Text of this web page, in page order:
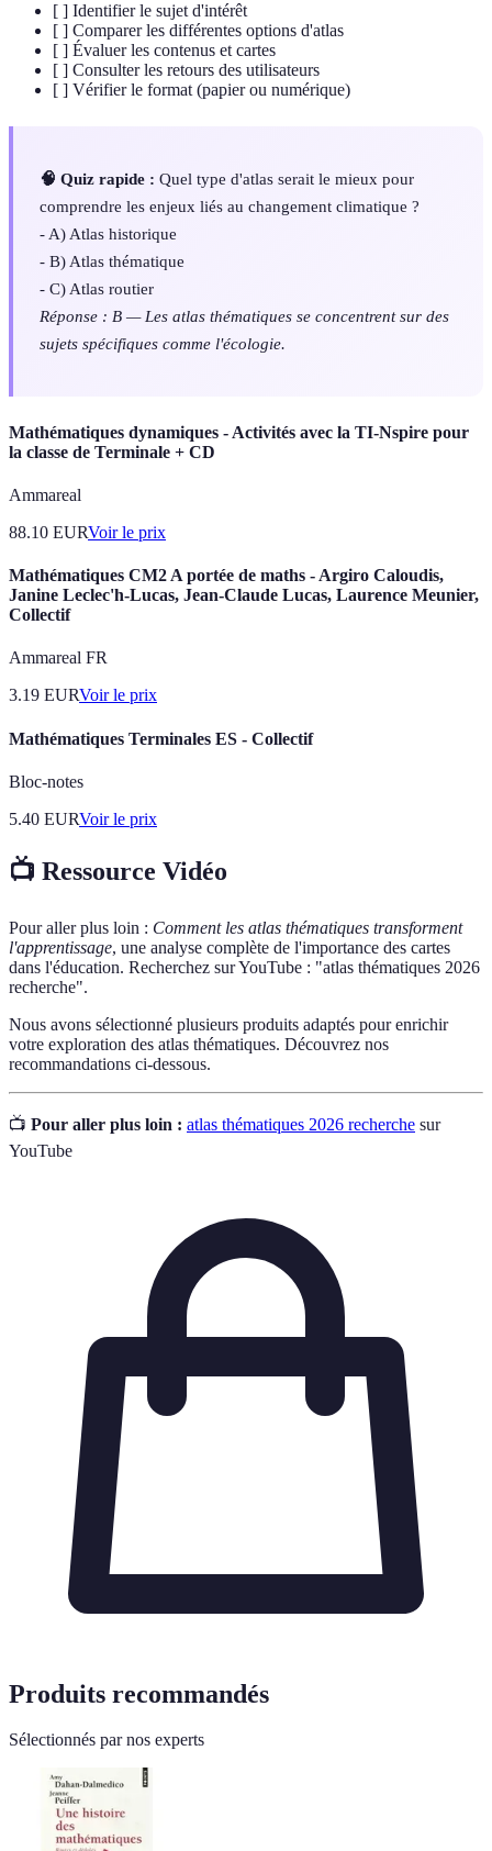
[ ] Identifier le sujet d'intérêt
[ ] Comparer les différentes options d'atlas
[ ] Évaluer les contenus et cartes
[ ] Consulter les retours des utilisateurs
[ ] Vérifier le format (papier ou numérique)
🧠 Quiz rapide : Quel type d'atlas serait le mieux pour
comprendre les enjeux liés au changement climatique ?
- A) Atlas historique
- B) Atlas thématique
- C) Atlas routier
Réponse : B — Les atlas thématiques se concentrent sur des
sujets spécifiques comme l'écologie.
Mathématiques dynamiques - Activités avec la TI-Nspire pour
la classe de Terminale + CD
Ammareal
88.10 EURVoir le prix
Mathématiques CM2 A portée de maths - Argiro Caloudis,
Janine Leclec'h-Lucas, Jean-Claude Lucas, Laurence Meunier,
Collectif
Ammareal FR
3.19 EURVoir le prix
Mathématiques Terminales ES - Collectif
Bloc-notes
5.40 EURVoir le prix
📺 Ressource Vidéo
Pour aller plus loin : Comment les atlas thématiques transforment
l'apprentissage, une analyse complète de l'importance des cartes
dans l'éducation. Recherchez sur YouTube : "atlas thématiques 2026
recherche".
Nous avons sélectionné plusieurs produits adaptés pour enrichir
votre exploration des atlas thématiques. Découvrez nos
recommandations ci-dessous.
📺 Pour aller plus loin : atlas thématiques 2026 recherche sur
YouTube
Produits recommandés
Sélectionnés par nos experts